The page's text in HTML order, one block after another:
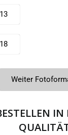
Weiter